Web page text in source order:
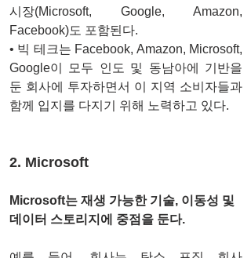
시장(Microsoft, Google, Amazon,
Facebook)도 포함된다.
• 빅 테크는 Facebook, Amazon, Microsoft,
Google이 모두 인도 및 동남아에 기반을
둔 회사에 투자하면서 이 지역 소비자들과
함께 입지를 다지기 위해 노력하고 있다.
2. Microsoft
Microsoft는 재생 가능한 기술, 이동성 및
데이터 스토리지에 중점을 둔다.